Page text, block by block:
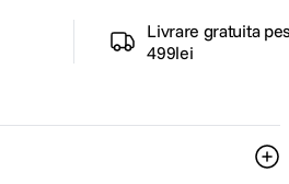
Livrare gratuita
499lei